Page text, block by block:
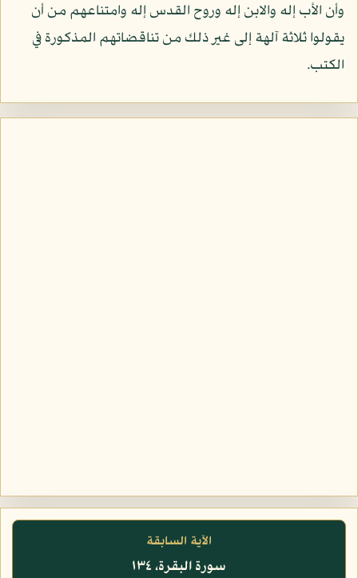
وأن الأب إله والابن إله وروح القدس إله وامتناعهم من أن
يقولوا ثلاثة آلهة إلى غير ذلك من تناقضاتهم المذكورة في
الكتب.
الآية السابقة
سورة البقرة، ١٣٤